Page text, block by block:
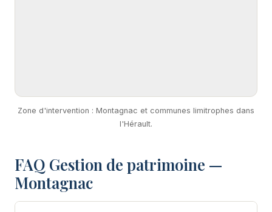
Zone d'intervention : Montagnac et communes limitrophes dans
l'Hérault.
FAQ Gestion de patrimoine —
Montagnac